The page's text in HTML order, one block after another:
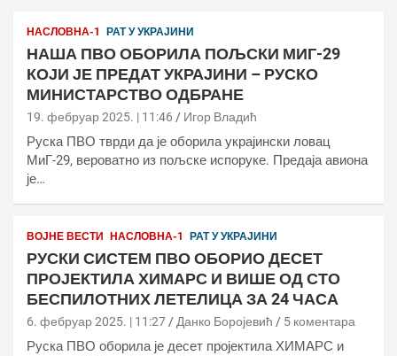
НАСЛОВНА-1 РАТ У УКРАЈИНИ
НАША ПВО ОБОРИЛА ПОЉСКИ МИГ-29
КОЈИ ЈЕ ПРЕДАТ УКРАЈИНИ – РУСКО
МИНИСТАРСТВО ОДБРАНЕ
19. фебруар 2025. | 11:46 Игор Владић
Руска ПВО тврди да је оборила украјински ловац
МиГ-29, вероватно из пољске испоруке. Предаја авиона
је…
ВОЈНЕ ВЕСТИ НАСЛОВНА-1 РАТ У УКРАЈИНИ
РУСКИ СИСТЕМ ПВО ОБОРИО ДЕСЕТ
ПРОЈЕКТИЛА ХИМАРС И ВИШЕ ОД СТО
БЕСПИЛОТНИХ ЛЕТЕЛИЦА ЗА 24 ЧАСА
6. фебруар 2025. | 11:27 Данко Боројевић 5 коментара
Руска ПВО оборила је десет пројектила ХИМАРС и